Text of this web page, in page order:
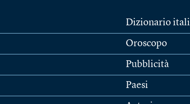
Dizionario
Oroscopo
Pubblicità
Paesi